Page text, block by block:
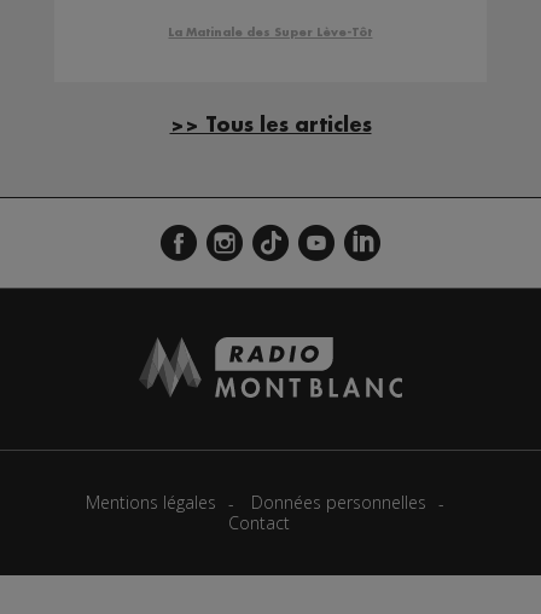
La Matinale des Super Lève-Tôt
>> Tous les articles
Mentions légales
Données personnelles
Contact